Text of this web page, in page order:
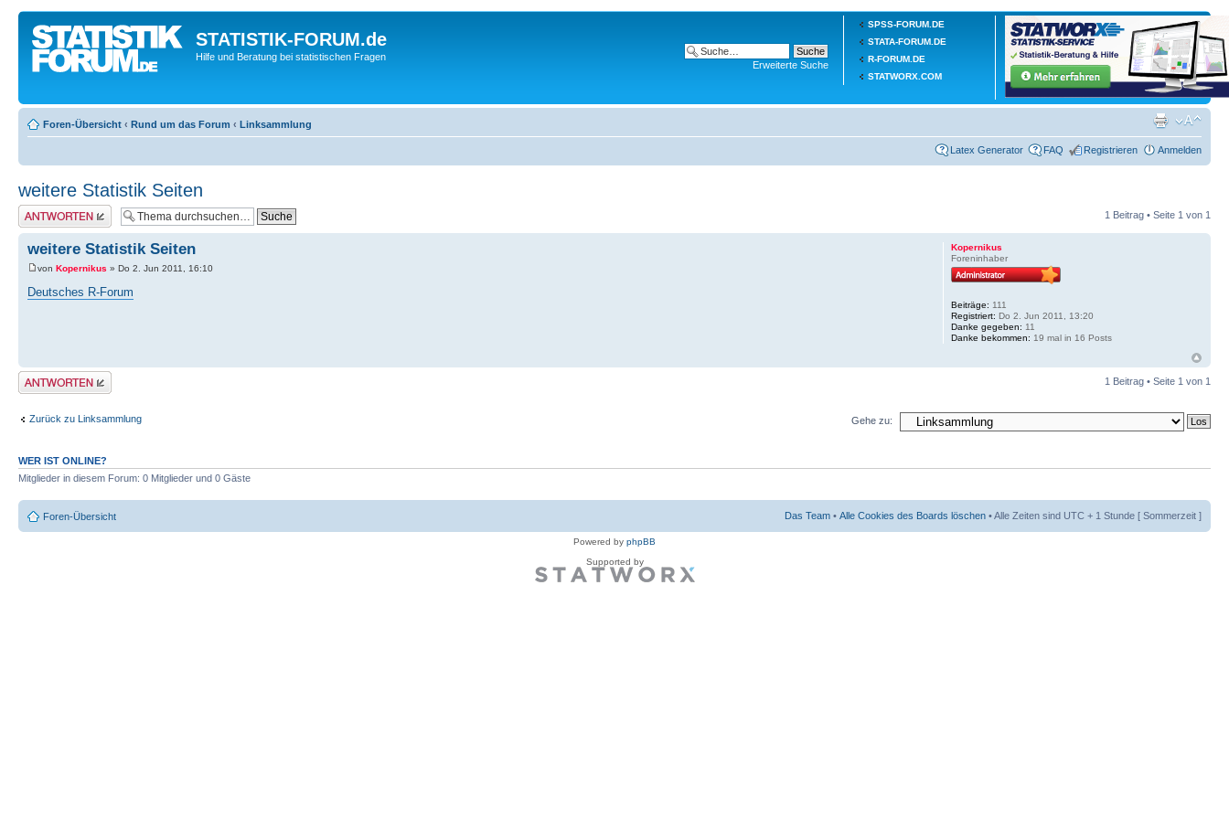
SPSS-FORUM.DE
STATA-FORUM.DE
R-FORUM.DE
STATWORX.COM
STATISTIK-FORUM.de
Hilfe und Beratung bei statistischen Fragen
Erweiterte Suche
Foren-Übersicht ‹ Rund um das Forum ‹ Linksammlung
Latex Generator FAQ Registrieren Anmelden
weitere Statistik Seiten
Antwort erstellen 1 Beitrag • Seite 1 von 1
weitere Statistik Seiten
von Kopernikus » Do 2. Jun 2011, 16:10
Deutsches R-Forum
Kopernikus
Foreninhaber
Beiträge: 111
Registriert: Do 2. Jun 2011, 13:20
Danke gegeben: 11
Danke bekommen: 19 mal in 16 Posts
Antwort erstellen 1 Beitrag • Seite 1 von 1
Zurück zu Linksammlung Gehe zu:
WER IST ONLINE?
Mitglieder in diesem Forum: 0 Mitglieder und 0 Gäste
Foren-Übersicht Das Team • Alle Cookies des Boards löschen • Alle Zeiten sind UTC + 1 Stunde [ Sommerzeit ]
Powered by phpBB
Supported by